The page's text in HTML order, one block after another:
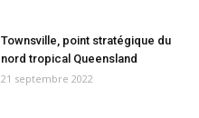
Townsville, point stratégique du
nord tropical Queensland
21 septembre 2022